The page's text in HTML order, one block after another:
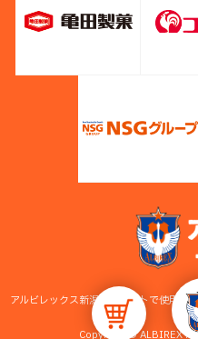
アルビレックス新潟公式サイトで使用し
止
Copyright © ALBIREX